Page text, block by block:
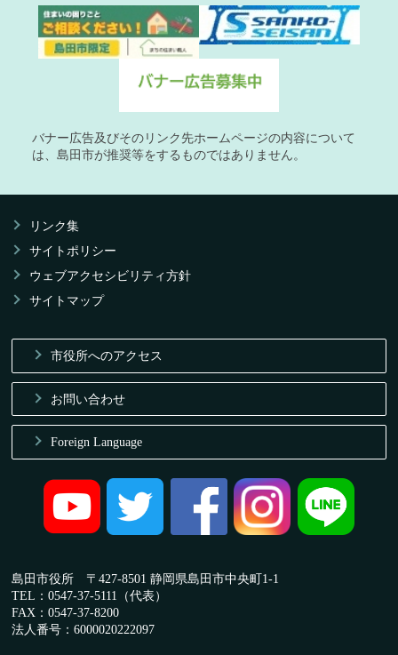
バナー広告及びそのリンク先ホームページの内容について
は、島田市が推奨等をするものではありません。
リンク集
サイトポリシー
ウェブアクセシビリティ方針
サイトマップ
市役所へのアクセス
お問い合わせ
Foreign Language
島田市役所 〒427-8501 静岡県島田市中央町1-1
TEL：0547-37-5111（代表）
FAX：0547-37-8200
法人番号：6000020222097